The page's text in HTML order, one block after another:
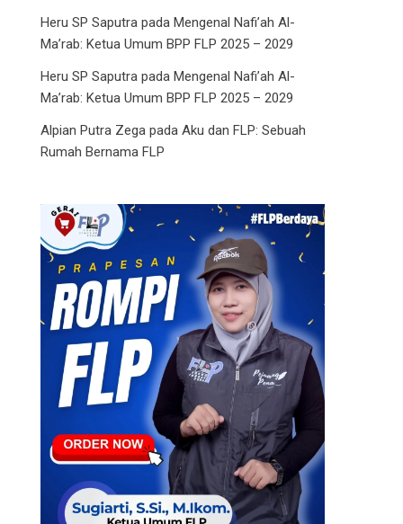
Heru SP Saputra padaMengenal Nafi’ah Al-
Ma’rab: Ketua Umum BPP FLP 2025 – 2029
Heru SP Saputra padaMengenal Nafi’ah Al-
Ma’rab: Ketua Umum BPP FLP 2025 – 2029
Alpian Putra Zega padaAku dan FLP: Sebuah
Rumah Bernama FLP